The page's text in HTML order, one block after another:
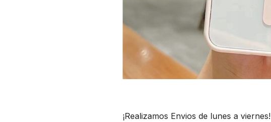
¡Realizamos Envios de lunes a viernes!